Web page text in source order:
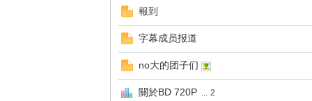
報到
字幕成员报道
no大的团子们
關於BD 720P ... 2